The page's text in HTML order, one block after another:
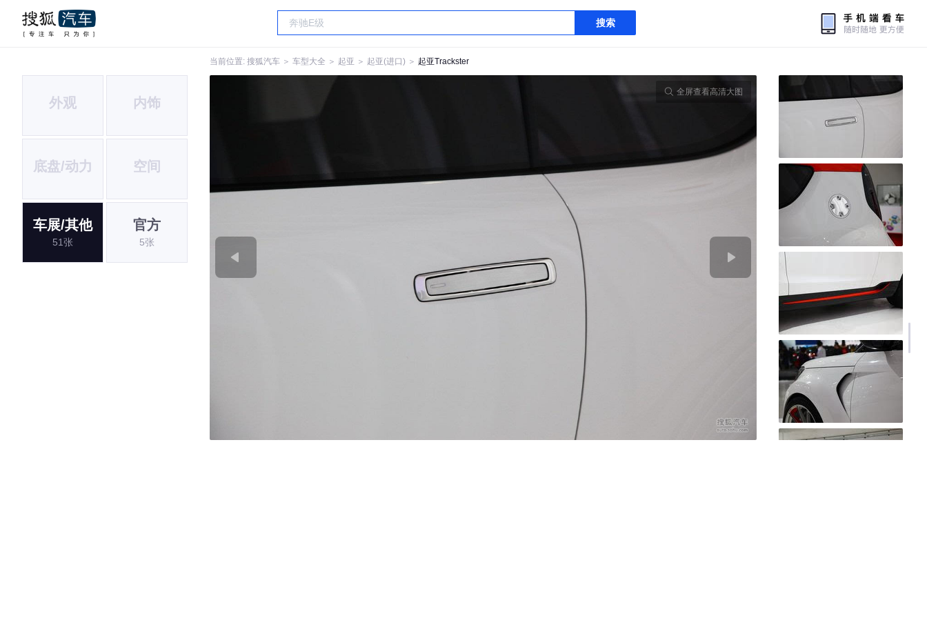
搜索
当前位置: 搜狐汽车 ＞ 车型大全 ＞ 起亚 ＞ 起亚(进口) ＞ 起亚Trackster
外观 内饰
底盘/动力 空间
车展/其他
51张
官方
5张
全屏查看高清大图